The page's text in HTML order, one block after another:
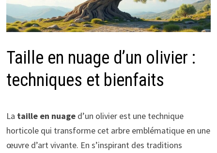
Taille en nuage d’un olivier :
techniques et bienfaits
La taille en nuaged’un olivier est une technique
horticole qui transforme cet arbre emblématique en une
œuvre d’art vivante. En s’inspirant des traditions